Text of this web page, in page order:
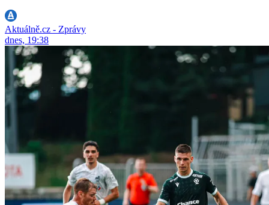
Aktuálně.cz - Zprávy
dnes, 19:38